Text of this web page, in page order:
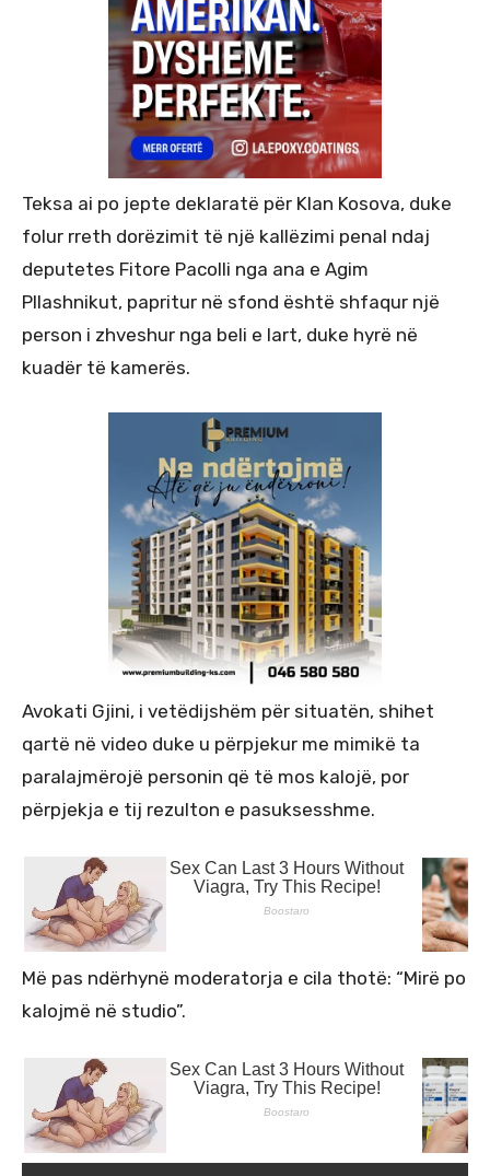
Teksa ai po jepte deklaratë për Klan Kosova, duke
folur rreth dorëzimit të një kallëzimi penal ndaj
deputetes Fitore Pacolli nga ana e Agim
Pllashnikut, papritur në sfond është shfaqur një
person i zhveshur nga beli e lart, duke hyrë në
kuadër të kamerës.
Avokati Gjini, i vetëdijshëm për situatën, shihet
qartë në video duke u përpjekur me mimikë ta
paralajmërojë personin që të mos kalojë, por
përpjekja e tij rezulton e pasuksesshme.
Më pas ndërhynë moderatorja e cila thotë: “Mirë po
kalojmë në studio”.